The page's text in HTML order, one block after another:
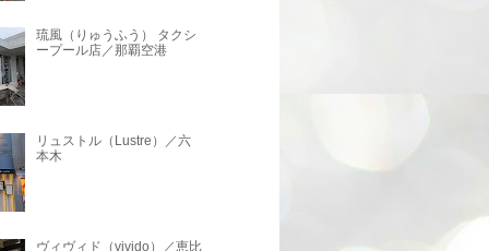
琉風（りゅうふう） タクシ
ープール店／那覇空港
リュストル（Lustre）／六
本木
ヴィヴィド（vivido）／恵比